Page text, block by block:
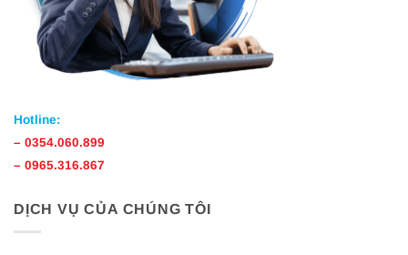
Hotline:
– 0354.060.899
– 0965.316.867
DỊCH VỤ CỦA CHÚNG TÔI